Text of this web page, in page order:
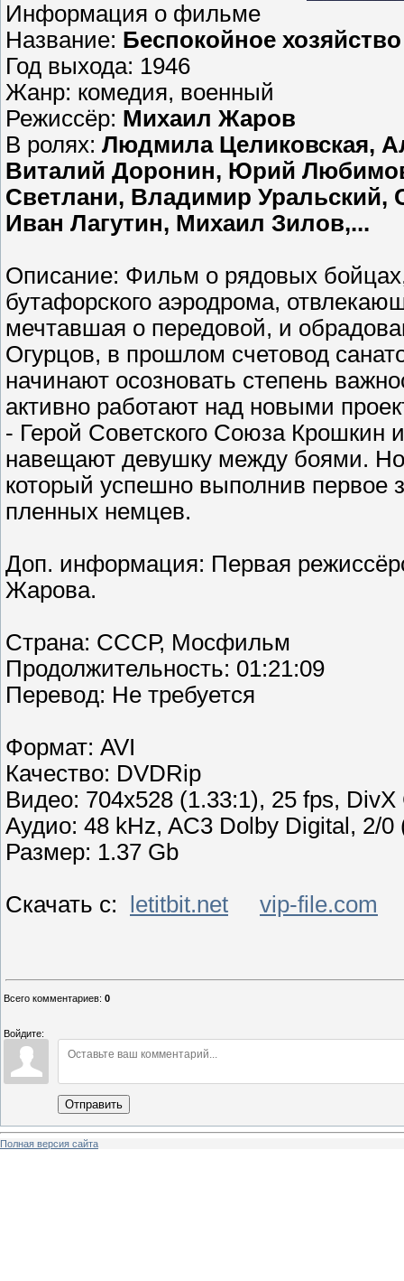
Информация о фильме
Название: Беспокойное хозяйство
Год выхода: 1946
Жанр: комедия, военный
Режиссёр: Михаил Жаров
В ролях: Людмила Целиковская,
Виталий Доронин, Юрий
Светлани, Владимир Уральский,
Иван Лагутин, Михаил Зилов,...
Описание: Фильм о рядовых
бутафорского аэродрома,
мечтавшая о передовой, и
Огурцов, в прошлом счетовод
начинают осозновать степень
активно работают над новыми
- Герой Советского Союза
навещают девушку между боями. Но
который успешно выполнив первое
пленных немцев.
Доп. информация: Первая
Жарова.
Страна: СССР, Мосфильм
Продолжительность: 01:21:09
Перевoд: Не требуется
Формат: AVI
Качество: DVDRip
Видео: 704x528 (1.33:1), 25 fps,
Аудио: 48 kHz, AC3 Dolby Digital, 2/0
Размер: 1.37 Gb
Скачать с: letitbit.net vip-file.com
Всего комментариев: 0
Войдите:
Отправить
Полная версия сайта